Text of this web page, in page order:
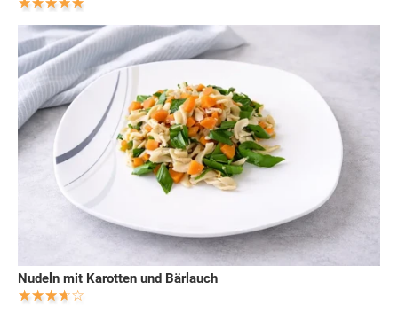
Nudeln mit Karotten und Bärlauch